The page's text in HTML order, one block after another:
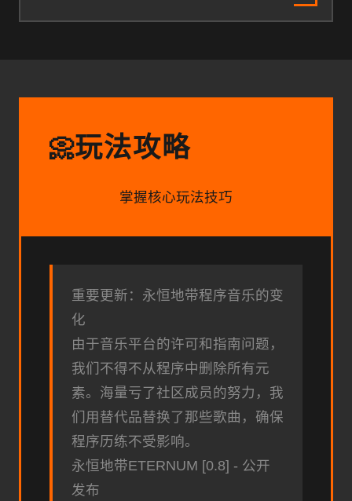
📀玩法攻略
掌握核心玩法技巧
重要更新：永恒地带程序音乐的变
化
由于音乐平台的许可和指南问题，
我们不得不从程序中删除所有元
素。海量亏了社区成员的努力，我
们用替代品替换了那些歌曲，确保
程序历练不受影响。
永恒地带ETERNUM [0.8] - 公开
发布